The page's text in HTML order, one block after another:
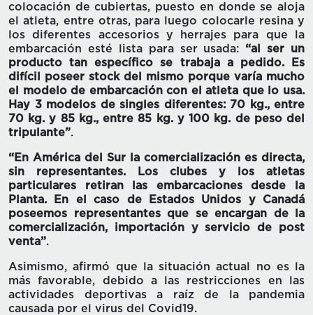
colocación de cubiertas, puesto en donde se aloja
el atleta, entre otras, para luego colocarle resina y
los diferentes accesorios y herrajes para que la
embarcación esté lista para ser usada: “al ser un
producto tan específico se trabaja a pedido. Es
difícil poseer stock del mismo porque varía mucho
el modelo de embarcación con el atleta que lo usa.
Hay 3 modelos de singles diferentes: 70 kg., entre
70 kg. y 85 kg., entre 85 kg. y 100 kg. de peso del
tripulante”.
“En América del Sur la comercialización es directa,
sin representantes. Los clubes y los atletas
particulares retiran las embarcaciones desde la
Planta. En el caso de Estados Unidos y Canadá
poseemos representantes que se encargan de la
comercialización, importación y servicio de post
venta”.
Asimismo, afirmó que la situación actual no es la
más favorable, debido a las restricciones en las
actividades deportivas a raíz de la pandemia
causada por el virus del Covid19.